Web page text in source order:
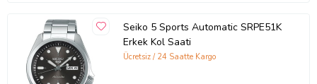
Seiko 5 Sports Automatic SRPE51K
Erkek Kol Saati
Ücretsiz / 24 Saatte Kargo